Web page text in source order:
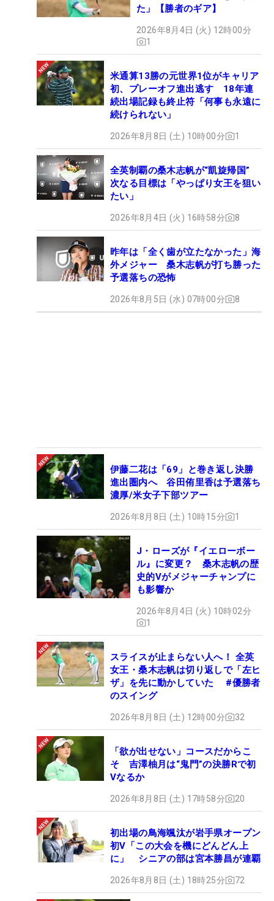
た」【勝者のギア】
2026年8月4日 (火) 12時00分
1
米通算13勝の元世界1位がキャリア
初、プレーオフ進出逃す 18年連
続出場記録も終止符「何事も永遠に
続けられない」
2026年8月8日 (土) 10時00分 1
全英制覇の桑木志帆が“凱旋帰国”
次なる目標は「やっぱり女王を狙い
たい」
2026年8月4日 (火) 16時58分 8
昨年は「全く歯が立たなかった」海
外メジャー 桑木志帆が打ち勝った
予選落ちの恐怖
2026年8月5日 (水) 07時00分 8
伊藤二花は「69」と巻き返し決勝
進出圏内へ 谷田侑里香は予選落ち
濃厚/米女子下部ツアー
2026年8月8日 (土) 10時15分 1
J・ローズが『イエローボー
ル』に変更？ 桑木志帆の歴
史的Vがメジャーチャンプに
も影響か
2026年8月4日 (火) 10時02分
1
スライスが止まらない人へ！ 全英
女王・桑木志帆は切り返しで「左ヒ
ザ」を先に動かしていた #優勝者
のスイング
2026年8月8日 (土) 12時00分 32
「欲が出せない」コースだからこ
そ 吉澤柚月は“鬼門”の決勝Rで初
Vなるか
2026年8月8日 (土) 17時58分 20
初出場の鳥海颯汰が岩手県オープン
初V「この大会を機にどんどん上
に」 シニアの部は宮本勝昌が連覇
2026年8月8日 (土) 18時25分 72